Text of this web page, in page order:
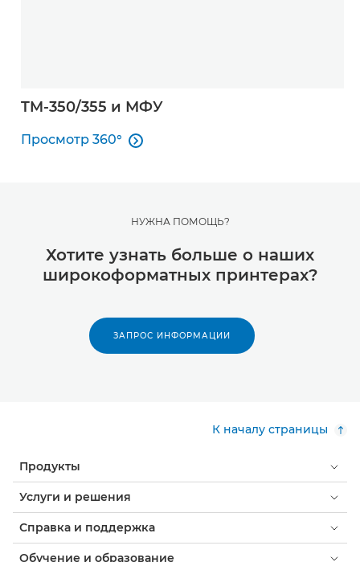
TM-350/355 и МФУ
Просмотр 360°
Просмотр 360°

НУЖНА ПОМОЩЬ?
Хотите узнать больше о наших
широкоформатных принтерах?
ЗАПРОС ИНФОРМАЦИИ
К началу страницы
Продукты
Услуги и решения
Справка и поддержка
Обучение и образование